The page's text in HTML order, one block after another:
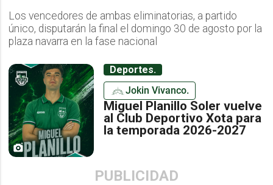
Los vencedores de ambas eliminatorias, a partido
único, disputarán la final el domingo 30 de agosto por la
plaza navarra en la fase nacional
Deportes.
Jokin Vivanco.
Miguel Planillo Soler vuelve
al Club Deportivo Xota para
la temporada 2026-2027
PUBLICIDAD